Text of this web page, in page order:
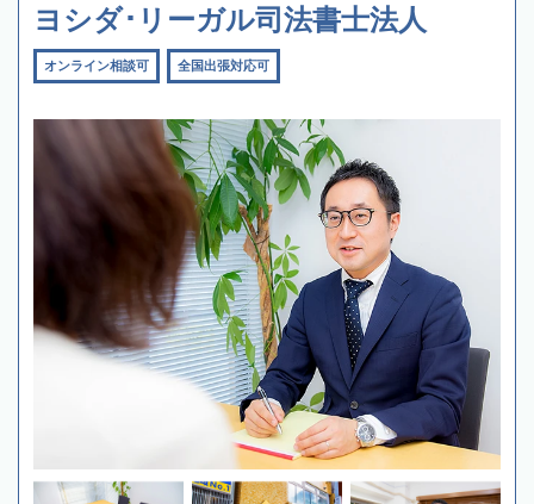
ヨシダ･リーガル司法書士法人
オンライン相談可 全国出張対応可